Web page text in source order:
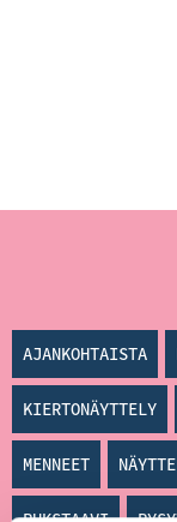
AJANKOHTAISTA
KIERTONÄYTTELY
MENNEET